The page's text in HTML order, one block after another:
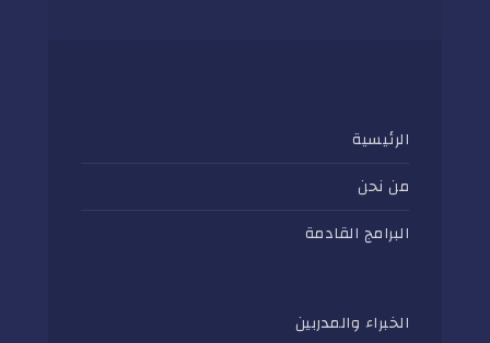
الرئيسية
من نحن
البرامج القادمة
الخبراء والمدربين